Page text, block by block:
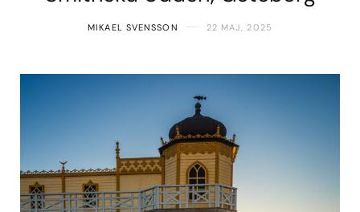
MIKAEL SVENSSON 22 MAJ, 2025